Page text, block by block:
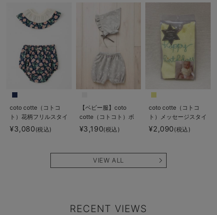
coto cotte（コトコ
ト）花柄フリルスタイ
&ブルマ2点セット
¥3,080(税込)
【ベビー服】coto
cotte（コトコト）ボ
ンネット＆ブルマセッ
¥3,190(税込)
coto cotte（コトコ
ト）メッセージスタイ
｜出産 祝い
¥2,090(税込)
VIEW ALL
RECENT VIEWS